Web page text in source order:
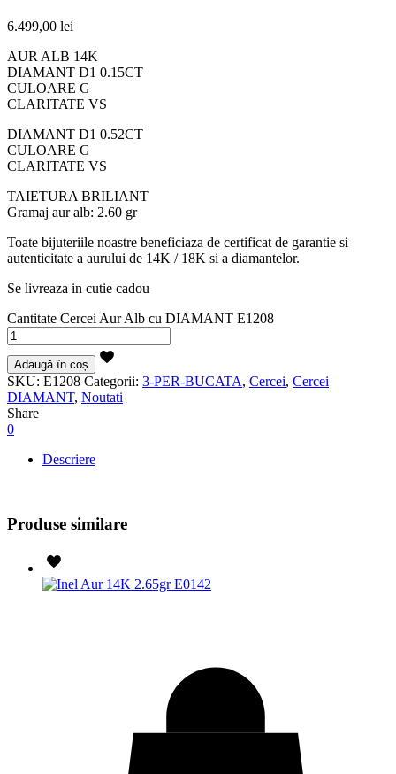
6.499,00 lei
AUR ALB 14K
DIAMANT D1 0.15CT
CULOARE G
CLARITATE VS
DIAMANT D1 0.52CT
CULOARE G
CLARITATE VS
TAIETURA BRILIANT
Gramaj aur alb: 2.60 gr
Toate bijuteriile noastre beneficiaza de certificat de garantie si
autenticitate a aurului de 14K / 18K si a diamantelor.
Se livreaza in cutie cadou
Cantitate Cercei Aur Alb cu DIAMANT E1208
Adaugă în coș
SKU: E1208 Categorii: 3-PER-BUCATA, Cercei, Cercei
DIAMANT, Noutati
Share
0
Descriere
Produse similare